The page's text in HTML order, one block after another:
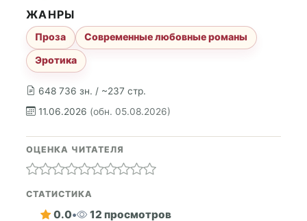
648 736 зн. / ~237 стр.
11.06.2026 (обн. 05.08.2026)
ЖАНРЫ
Проза
Современные любовные романы
Эротика
ОЦЕНКА ЧИТАТЕЛЯ
СТАТИСТИКА
0.0• 12 просмотров